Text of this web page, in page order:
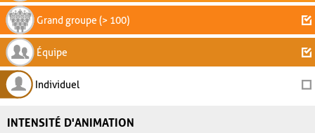
Grand groupe (> 100)
Équipe
Individuel
INTENSITÉ D'ANIMATION